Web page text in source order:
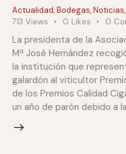
Actualidad,Bodegas,Noticias,
713 Views 0 Likes 0
La presidenta de la
Mª José Hernández
la institución que
galardón al viticultor
de los Premios Calidad
un año de parón debido a